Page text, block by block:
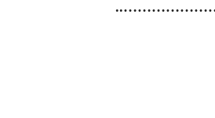
:…………………..